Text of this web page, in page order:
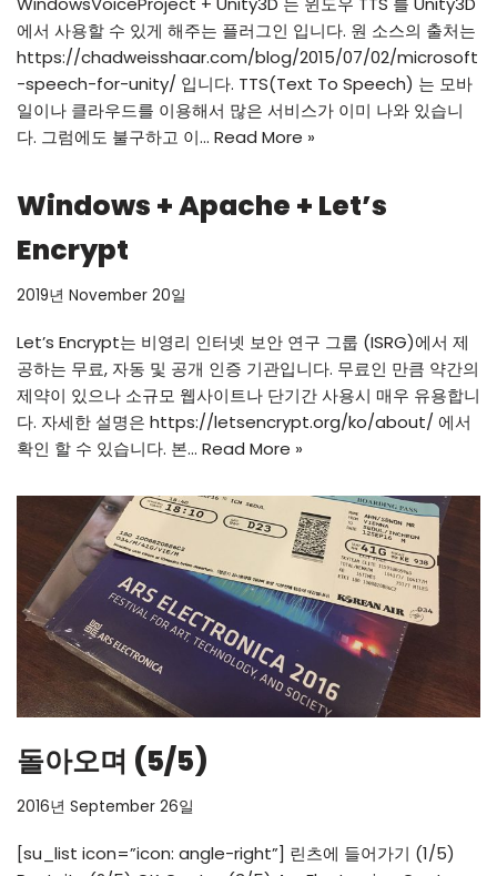
에서 사용할 수 있게 해주는 플러그인 입니다. 원 소스의 출처는
https://chadweisshaar.com/blog/2015/07/02/microsoft
-speech-for-unity/ 입니다. TTS(Text To Speech) 는 모바
일이나 클라우드를 이용해서 많은 서비스가 이미 나와 있습니
다. 그럼에도 불구하고 이… Read More »
Windows + Apache + Let’s
Encrypt
2019년 November 20일
Let’s Encrypt는 비영리 인터넷 보안 연구 그룹 (ISRG)에서 제
공하는 무료, 자동 및 공개 인증 기관입니다. 무료인 만큼 약간의
제약이 있으나 소규모 웹사이트나 단기간 사용시 매우 유용합니
다. 자세한 설명은 https://letsencrypt.org/ko/about/ 에서
확인 할 수 있습니다. 본… Read More »
돌아오며 (5/5)
2016년 September 26일
[su_list icon=”icon: angle-right”] 린츠에 들어가기 (1/5)